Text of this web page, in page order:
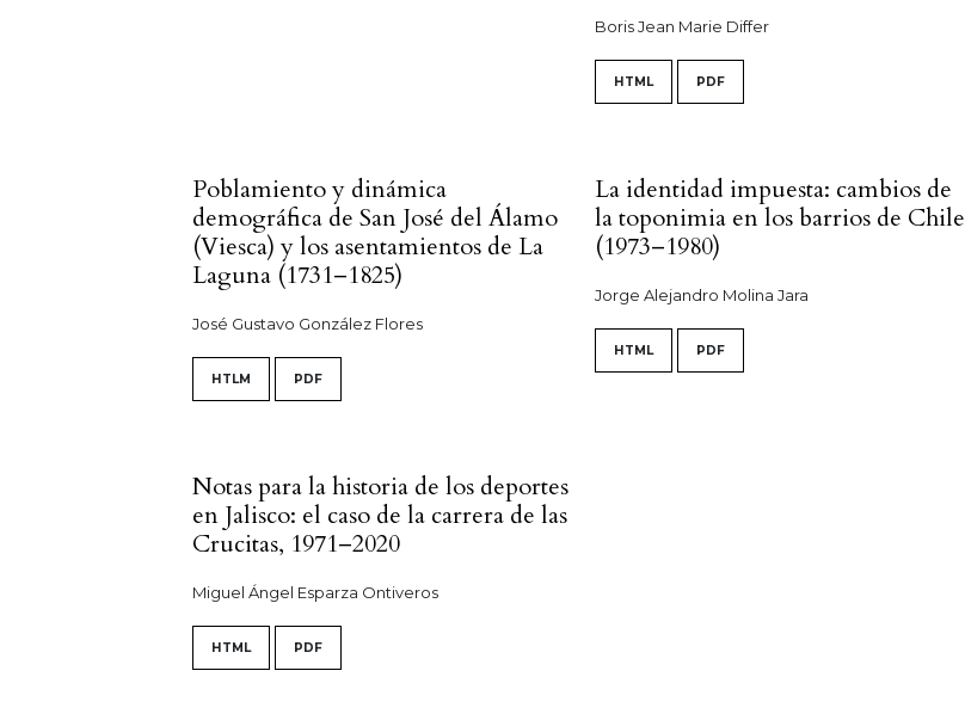
Boris Jean Marie Differ
HTML PDF
Poblamiento y dinámica
demográfica de San José del Álamo
(Viesca) y los asentamientos de La
Laguna (1731–1825)
José Gustavo González Flores
HTLM PDF
La identidad impuesta: cambios de
la toponimia en los barrios de Chile
(1973–1980)
Jorge Alejandro Molina Jara
HTML PDF
Notas para la historia de los deportes
en Jalisco: el caso de la carrera de las
Crucitas, 1971–2020
Miguel Ángel Esparza Ontiveros
HTML PDF